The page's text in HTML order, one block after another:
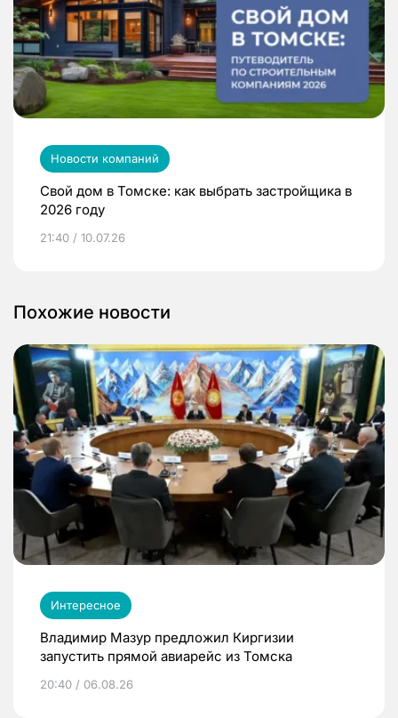
Новости компаний
Свой дом в Томске: как выбрать застройщика в
2026 году
21:40 / 10.07.26
Похожие новости
Интересное
Владимир Мазур предложил Киргизии
запустить прямой авиарейс из Томска
20:40 / 06.08.26